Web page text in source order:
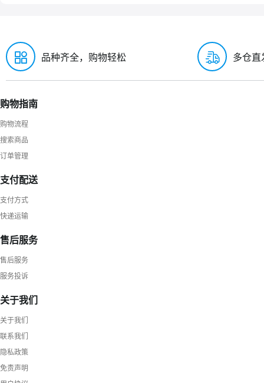
品种齐全，购物轻松 多仓直
购物指南
购物流程
搜索商品
订单管理
支付配送
支付方式
快递运输
售后服务
售后服务
服务投诉
关于我们
关于我们
联系我们
隐私政策
免责声明